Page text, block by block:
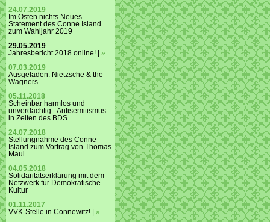
24.07.2019
Im Osten nichts Neues.
Statement des Conne Island
zum Wahljahr 2019
29.05.2019
Jahresbericht 2018 online! | »
07.03.2019
Ausgeladen. Nietzsche & the
Wagners
05.11.2018
Scheinbar harmlos und
unverdächtig - Antisemitismus
in Zeiten des BDS
24.07.2018
Stellungnahme des Conne
Island zum Vortrag von Thomas
Maul
04.05.2018
Solidaritätserklärung mit dem
Netzwerk für Demokratische
Kultur
01.11.2017
VVK-Stelle in Connewitz! | »